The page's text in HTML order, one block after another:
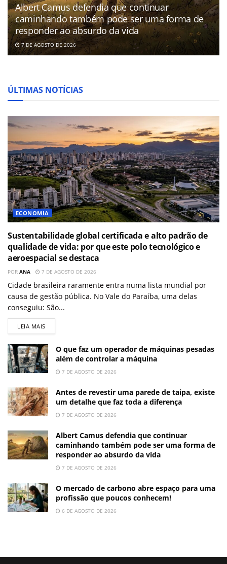
Albert Camus defendia que continuar
caminhando também pode ser uma forma de
responder ao absurdo da vida
7 DE AGOSTO DE 2026
ÚLTIMAS NOTÍCIAS
ECONOMIA
Sustentabilidade global certificada e alto padrão de
qualidade de vida: por que este polo tecnológico e
aeroespacial se destaca
POR ANA 7 DE AGOSTO DE 2026
Cidade brasileira raramente entra numa lista mundial por
causa de gestão pública. No Vale do Paraíba, uma delas
conseguiu: São...
LEIA MAIS
O que faz um operador de máquinas pesadas
além de controlar a máquina
7 DE AGOSTO DE 2026
Antes de revestir uma parede de taipa, existe
um detalhe que faz toda a diferença
7 DE AGOSTO DE 2026
Albert Camus defendia que continuar
caminhando também pode ser uma forma de
responder ao absurdo da vida
7 DE AGOSTO DE 2026
O mercado de carbono abre espaço para uma
profissão que poucos conhecem!
6 DE AGOSTO DE 2026